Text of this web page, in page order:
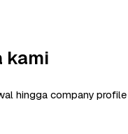
kami
hingga company